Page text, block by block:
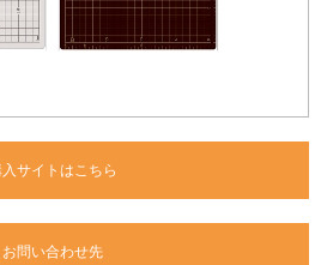
サイトはこちら
お問い合わせ先